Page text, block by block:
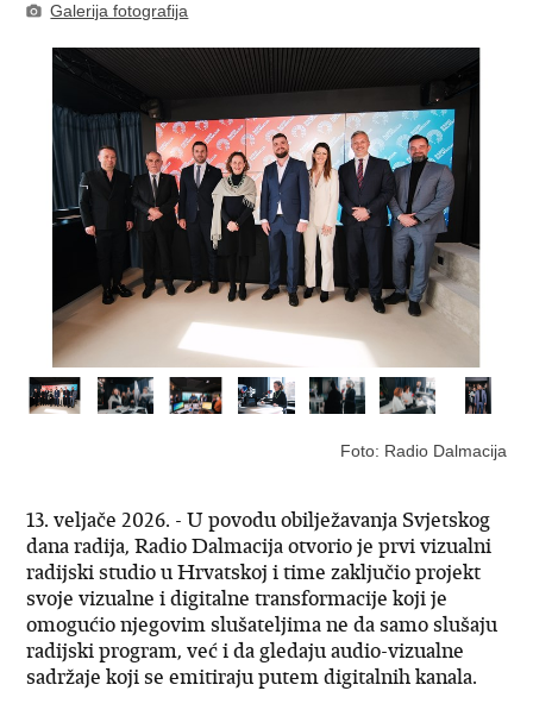
Galerija fotografija
Foto: Radio Dalmacija
13. veljače 2026. - U povodu obilježavanja Svjetskog
dana radija, Radio Dalmacija otvorio je prvi vizualni
radijski studio u Hrvatskoj i time zaključio projekt
svoje vizualne i digitalne transformacije koji je
omogućio njegovim slušateljima ne da samo slušaju
radijski program, već i da gledaju audio-vizualne
sadržaje koji se emitiraju putem digitalnih kanala.